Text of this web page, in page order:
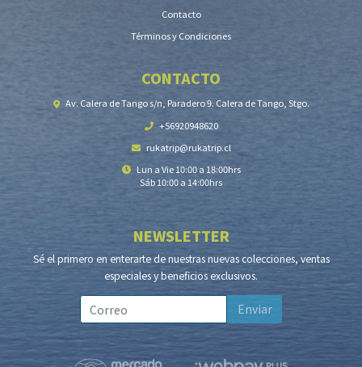
Contacto
Términos y Condiciones
CONTACTO
Av. Calera de Tango s/n, Paradero 9. Calera de Tango, Stgo.
+56920948620
rukatrip@rukatrip.cl
Lun a Vie 10:00 a 18:00hrs
Sáb 10:00 a 14:00hrs
NEWSLETTER
Sé el primero en enterarte de nuestras nuevas colecciones, ventas
especiales y beneficios exclusivos.
Enviar